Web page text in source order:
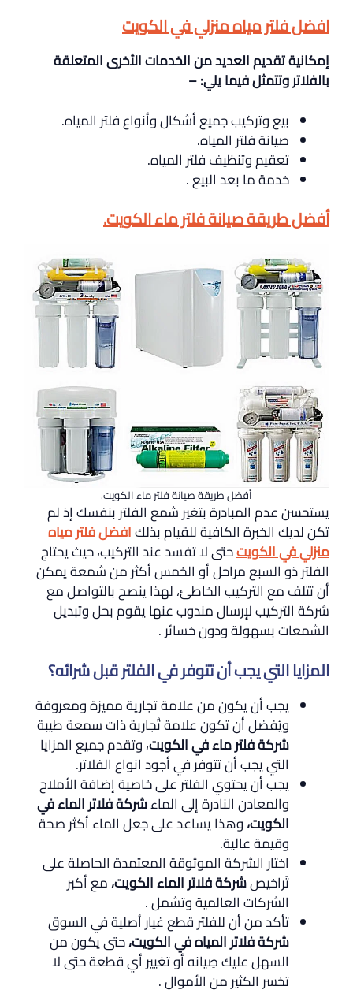
افضل فلتر مياه منزلي في الكويت
إمكانية تقديم العديد من الخدمات الأخرى المتعلقة
بالفلاتر وتتمثل فيما يلي: –
بيع وتركيب جميع أشكال وأنواع فلتر المياه.
صيانة فلتر المياه.
تعقيم وتنظيف فلتر المياه.
خدمة ما بعد البيع .
أفضل طريقة صيانة فلتر ماء الكويت.
أفضل طريقة صيانة فلتر ماء الكويت.
يستحسن عدم المبادرة بتغير شمع الفلتر بنفسك إذ لم
تكن لديك الخبرة الكافية للقيام بذلكافضل فلتر مياه
منزلي في الكويتحتى لا تفسد عند التركيب، حيث يحتاج
الفلتر ذو السبع مراحل أو الخمس أكثر من شمعة يمكن
أن تتلف مع التركيب الخاطئ، لهذا ينصح بالتواصل مع
شركة التركيب لإرسال مندوب عنها يقوم بحل وتبديل
الشمعات بسهولة ودون خسائر .
المزايا التي يجب أن تتوفر في الفلتر قبل شرائه؟
يجب أن يكون من علامة تجارية مميزة ومعروفة
ويُفضل أن تكون علامة تُجارية ذات سمعة طيبة
شركة فلتر ماء في الكويت، وتقدم جميع المزايا
التي يجب أن تتوفر في أجود انواع الفلاتر.
يجب أن يحتوي الفلتر على خاصية إضافة الأملاح
والمعادن النادرة إلى الماءشركة فلاتر الماء في
الكويت،وهذا يساعد على جعل الماء أكثر صحة
وقيمة عالية.
اختار الشركة الموثوقة المعتمدة الحاصلة على
تَراخيصشركة فلاتر الماء الكويت،مع أكبر
الشركات العالمية وتشمل .
تأكد من أن للفلتر قطع غيار أصلية في السوق
شركة فلاتر المياه في الكويت،حتى يكون من
السهل عليك صِيانه أو تغيير أي قطعة حتى لا
تخسر الكثير من الأموال .